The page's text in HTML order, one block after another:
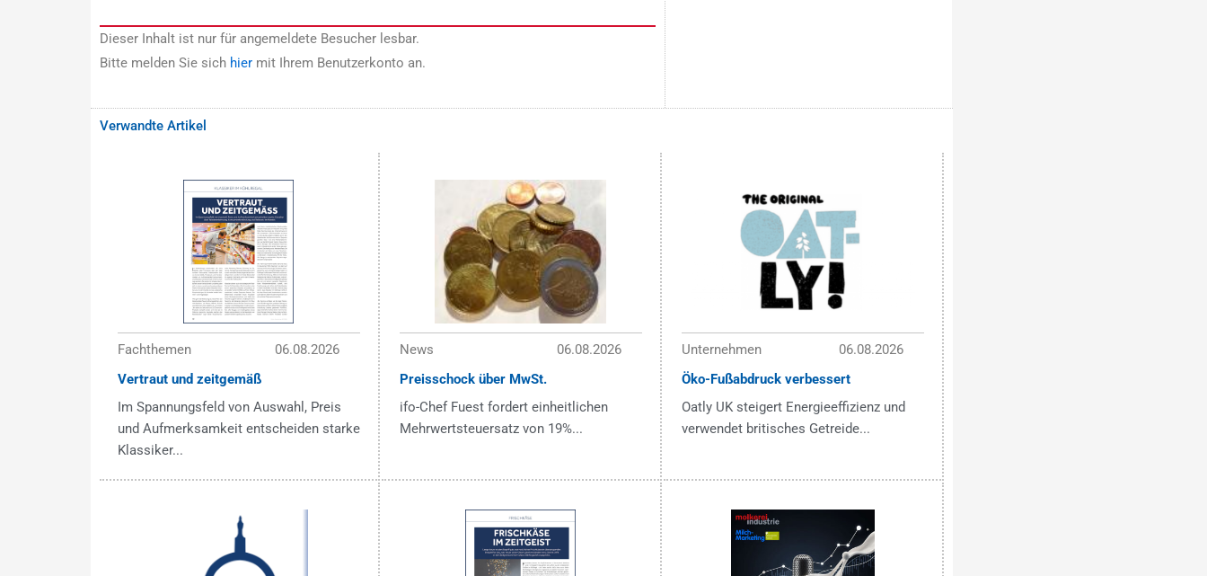
Dieser Inhalt ist nur für angemeldete Besucher lesbar.
Bitte melden Sie sich hiermit Ihrem Benutzerkonto an.
Verwandte Artikel
Fachthemen
06.08.2026
Vertraut und zeitgemäß
Im Spannungsfeld von Auswahl, Preis
und Aufmerksamkeit entscheiden starke
Klassiker...
News
06.08.2026
Preisschock über MwSt.
ifo-Chef Fuest fordert einheitlichen
Mehrwertsteuersatz von 19%...
Unternehmen
06.08.2026
Öko-Fußabdruck verbessert
Oatly UK steigert Energieeffizienz und
verwendet britisches Getreide...